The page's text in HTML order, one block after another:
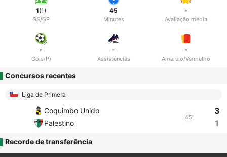
1(1)
GS/GP
45
Minutes
-
Avaliação média
-
Gols(P)
-
Assistências
-
Amarelo/Vermelho
Concursos recentes
Liga de Primera
Coquimbo Unido
Palestino
45'
3
1
Recorde de transferência